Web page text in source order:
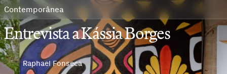
Contemporânea
Entrevista a Kássia Borges
Raphael Fonseca